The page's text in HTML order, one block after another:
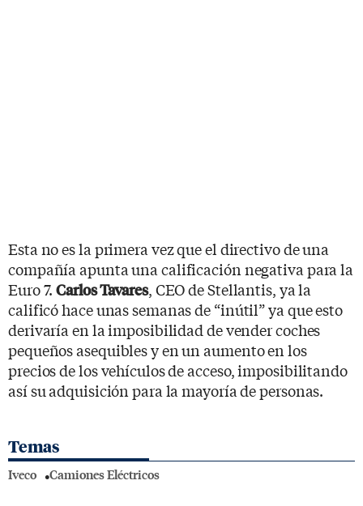
Esta no es la primera vez que el directivo de una
compañía apunta una calificación negativa para la
Euro 7.Carlos Tavares, CEO de Stellantis, ya la
calificó hace unas semanas de “inútil” ya que esto
derivaría en la imposibilidad de vender coches
pequeños asequibles y en un aumento en los
precios de los vehículos de acceso, imposibilitando
así su adquisición para la mayoría de personas.
Temas
Iveco Camiones Eléctricos